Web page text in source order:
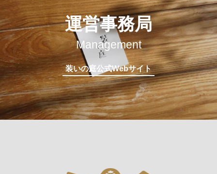
運営事務局
Management
装いの庭公式Webサイト